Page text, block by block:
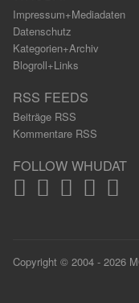
Impressum+Mediadaten
Datenschutz
Kategorien+Archiv
Blogroll+Links
RSS FEEDS
Beiträge RSS
Kommentare RSS
FOLLOW WHUDAT
Copyright © 2004 - 2026